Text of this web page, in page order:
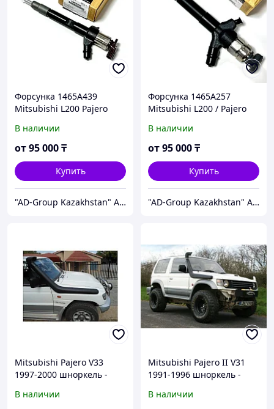
Форсунка 1465A439
Mitsubishi L200 Pajero
В наличии
от95 000₸
Купить
"AD-Group Kazakhstan" Автомобильные топливные системы. ТНВД, форсунки, бензонасосы, датчики, прочее.
Форсунка 1465A257
Mitsubishi L200 / Pajero
095000-7490 DENSO /
Montero
В наличии
от95 000₸
Купить
"AD-Group Kazakhstan" Автомобильные топливные системы. ТНВД, форсунки, бензонасосы, датчики, прочее.
Mitsubishi Pajero V33
1997-2000 шноркель -
В наличии
Mitsubishi Pajero II V31
1991-1996 шноркель -
В наличии